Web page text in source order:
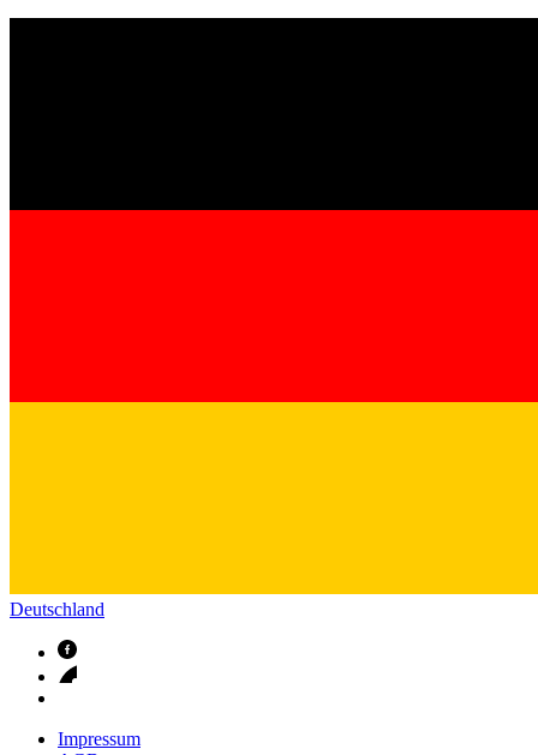
Im Dialog mit B. Braun. Hier treten Sie mit uns in Verbindung.
Deutschland
Impressum